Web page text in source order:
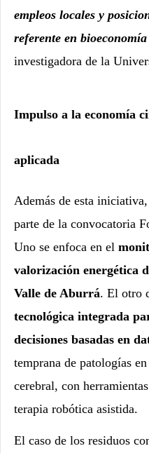
empleos locales y
referente en
investigadora de la
Impulso a la economía
aplicada
Además de esta
parte de la convocatoria
Uno se enfoca en el
valorización energética
Valle de Aburrá. El otro
tecnológica integrada
decisiones basadas en
temprana de patologías
cerebral, con
terapia robótica asistida.
El caso de los residuos